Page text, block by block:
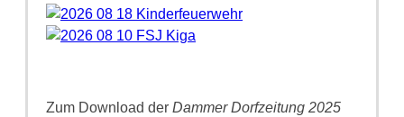
Zum Download der Dammer Dorfzeitung 2025